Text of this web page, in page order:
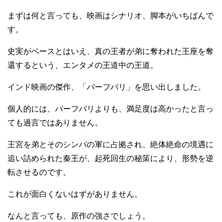
まずは何と言っても、映画はシナリオ、脚本がいちばんで
す。
史実がベースとはいえ、真の王者が弟に奪われた王座を奪
還するという、エンタメの王道中の王道。
インド映画の傑作、「バーフバリ」を思い出しました。
個人的には、バーフバリよりも、満足度は高かったと言っ
ても過言ではありません。
王宮を弟とそのシンパの軍に占拠され、絶体絶命の境遇に
追い詰められた秦王が、起死回生の秘策により、形勢を逆
転させるのです。
これが面白くないはずがありません。
なんと言っても、原作の強さでしょう。